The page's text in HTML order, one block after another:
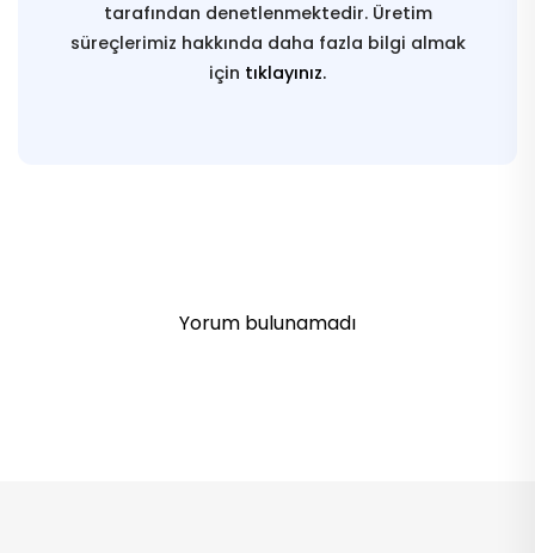
tarafından denetlenmektedir. Üretim
süreçlerimiz hakkında daha fazla bilgi almak
için tıklayınız.
Yorum bulunamadı